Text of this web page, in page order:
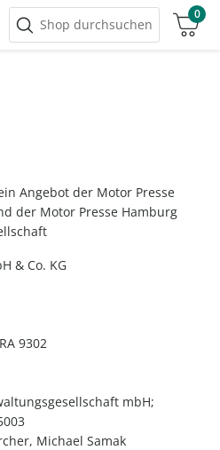
Shop durchsuchen
0
Angebot der Motor Presse
der Motor Presse Hamburg
& Co. KG
9302
mbH;
Michael Samak